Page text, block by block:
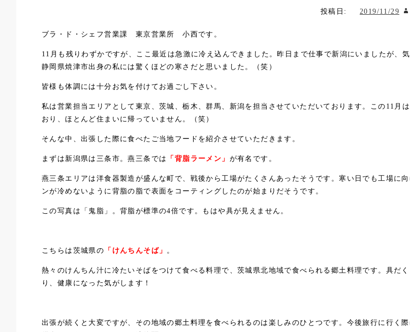
投稿日: 2019/11/29
ブラ・ド・シェフ営業課 東京営業所 小西です。
11月も残りわずかですが、ここ最近は急激に冷え込んできました。昨日まで仕事で新潟にいましたが、気
静岡県焼津市出身の私には驚くほどの寒さだと思いました。（笑）
皆様も体調には十分お気を付けてお過ごし下さい。
私は営業担当エリアとして東京、茨城、栃木、群馬、新潟を担当させていただいております。この11月
おり、ほとんど住まいに帰っていません。（笑）
そんな中、出張した際に食べたご当地フードを紹介させていただきます。
まずは新潟県は三条市。燕三条では 「背脂ラーメン」 が有名です。
燕三条エリアは洋食器製造が盛んな町で、戦後から工場がたくさんあったそうです。寒い日でも工場に
ンが冷めないように背脂の脂で表面をコーティングしたのが始まりだそうです。
この写真は「鬼脂」。背脂が標準の4倍です。もはや具が見えません。
こちらは茨城県の 「けんちんそば」 。
熱々のけんちん汁に冷たいそばをつけて食べる料理で、茨城県北地域で食べられる郷土料理です。具だく
り、健康になった気がします！
出張が続くと大変ですが、その地域の郷土料理を食べられるのは楽しみのひとつです。今後旅行に行く